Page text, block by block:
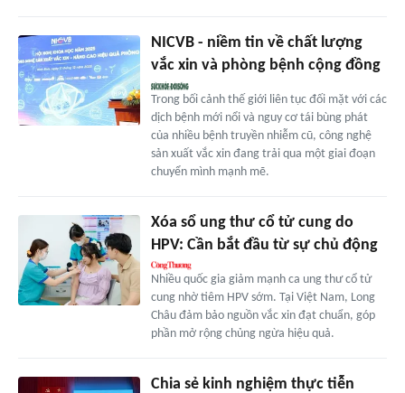
NICVB - niềm tin về chất lượng
vắc xin và phòng bệnh cộng đồng
Trong bối cảnh thế giới liên tục đối mặt với các
dịch bệnh mới nổi và nguy cơ tái bùng phát
của nhiều bệnh truyền nhiễm cũ, công nghệ
sản xuất vắc xin đang trải qua một giai đoạn
chuyển mình mạnh mẽ.
Xóa sổ ung thư cổ tử cung do
HPV: Cần bắt đầu từ sự chủ động
Nhiều quốc gia giảm mạnh ca ung thư cổ tử
cung nhờ tiêm HPV sớm. Tại Việt Nam, Long
Châu đảm bảo nguồn vắc xin đạt chuẩn, góp
phần mở rộng chủng ngừa hiệu quả.
Chia sẻ kinh nghiệm thực tiễn